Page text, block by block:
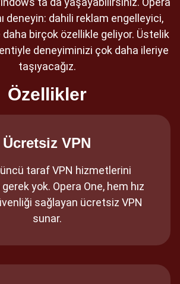
deneyin: dahili reklam engelleyici,
birçok özellikle geliyor. Üstelik
deneyiminizi çok daha ileriye
taşıyacağız.
Özellikler
Ücretsiz VPN
taraf VPN hizmetlerini
yok. Opera One, hem hız
sağlayan ücretsiz VPN
sunar.